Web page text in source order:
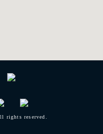
rights reserved.